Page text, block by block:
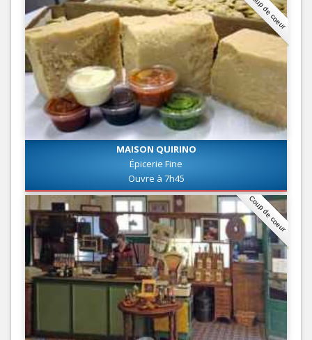
Coup de coeur
MAISON QUIRINO
Épicerie Fine
Ouvre à 7h45
Coup de coeur